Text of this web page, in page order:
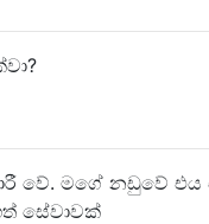
වේ. මගේ නඩුවේ එය
සේවාවක්